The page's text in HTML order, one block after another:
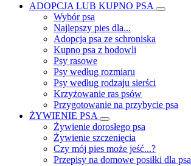
ADOPCJA LUB KUPNO PSA
Wybór psa
Najlepszy pies dla...
Adopcja psa ze schroniska
Kupno psa z hodowli
Psy rasowe
Psy według rozmiaru
Psy według rodzaju sierści
Krzyżowanie ras psów
Przygotowanie na przybycie psa
ŻYWIENIE PSA
Żywienie dorosłego psa
Żywienie szczenięcia
Czy mój pies może jeść...?
Przepisy na domowe posiłki dla psa